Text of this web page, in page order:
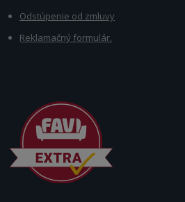
Odstúpenie od zmluvy
Reklamačný formulár.